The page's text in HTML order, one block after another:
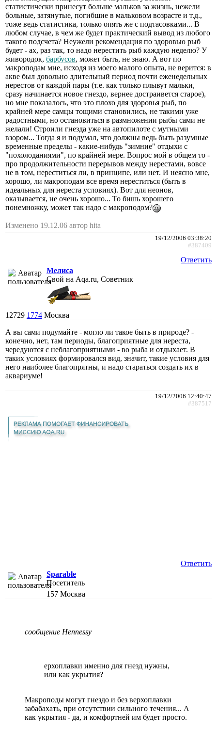
статистически принесут больше мальков за жизнь, нежели
больные, затянутые, погибшие в мальковом возрасте и т.д.,
тоже ведь статистика, только опять же с подтасовками... В
любом случае, в чем же будет практический вывод из любого
такого подсчета? Неужели рекомендация по здоровью рыб
будет - ах, раз так, то надо нерестить рыб каждую неделю? У
живородок, барбусов, может быть, не знаю. А вот по
макроподам мне, исходя из моего малого опыта, не верится: в
акве был довольно длительный период почти еженедельных
нерестов от каждой пары (т.е. как только плывут мальки,
сразу начинается новое гнездо, вернее достраивется старое),
но мне показалось, что это плохо для здоровья рыб, по
крайней мере самцы тощими становились, не такими уже
радостными, но остановиться в размножении рыбы сами не
желали! Строили гнезда уже на автопилоте с мутными
взором... Тогда я и подумал, что должны ведь быть разумные
временные пределы - какие-нибудь "зимние" отдыхи с
"похолоданиями", по крайней мере. Вопрос мой в общем то -
про продолжительности перерывов между нерестами, вовсе
не в том, нереститься ли, в принципе, или нет. И неясно мне,
хорошо, ли макроподам все время нереститься (быть в
идеальных для нереста условиях). Вот для неонов,
оказывается, не очень хорошо... То бишь хорошего
понемножку, может так надо с макроподом?
Изменено 19.12.06 автор hita
19/12/2006 03:38:20
#387409
Ответить
Мелиса
Свой на Aqa.ru, Советник
12729 1774 Москва
А вы сами подумайте - могло ли такое быть в природе? -
конечно, нет, там периоды, благоприятные для нереста,
чередуются с неблагоприятными - во рыба и отдыхает. В
таких условиях формировался вид, значит, такие условия для
него наиболее благопрятны, и надо стараться создать их в
аквариуме!
19/12/2006 12:40:47
#387517
Ответить
Sparable
Посетитель
157 Москва
сообщение Hennessy
ерхоплавки именно для гнезд нужны,
или как укрытия?
Макроподы могут гнездо и без верхоплавки
забабахать, при отсутствии сильного течения... А
как укрытия - да, и комфортней им будет просто.